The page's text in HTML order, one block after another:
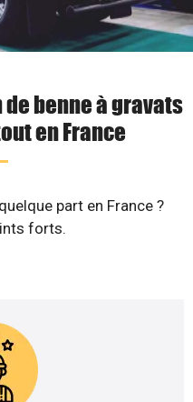
benne à gravats
en France
part en France ?
forts.